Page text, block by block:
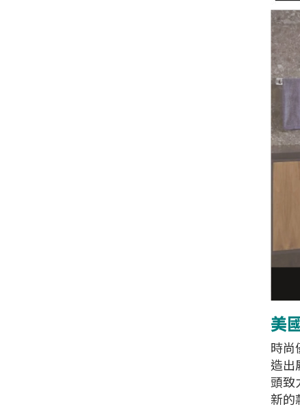
美
時尚
造出
頭致
新的